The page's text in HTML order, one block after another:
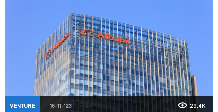
VENTURE 16-11-'23 29,4K